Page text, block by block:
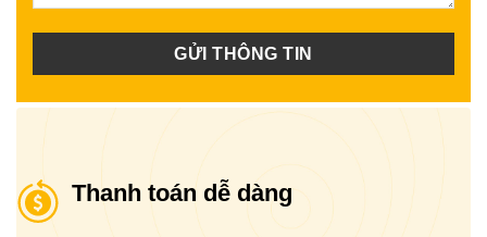
Thanh toán dễ dàng